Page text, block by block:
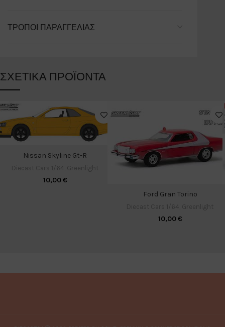
ΤΡΌΠΟΙ ΠΑΡΑΓΓΕΛΊΑΣ
ΣΧΕΤΙΚΆ ΠΡΟΪΌΝΤΑ
Nissan Skyline Gt-R
10,00€
Ford Gran Torino
10,00€